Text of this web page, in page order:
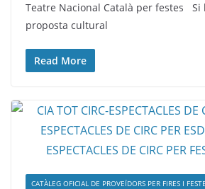
Teatre Nacional Català per festes Si
proposta cultural
Read More
CATÀLEG OFICIAL DE PROVEÏDORS PER FIRES I